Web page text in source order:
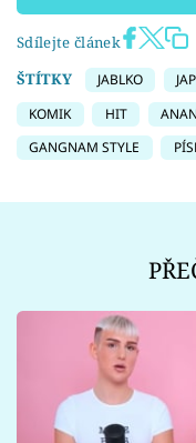
Sdílejte článek
ŠTÍTKY
JABLKO
KOMIK
HIT
GANGNAM STYLE